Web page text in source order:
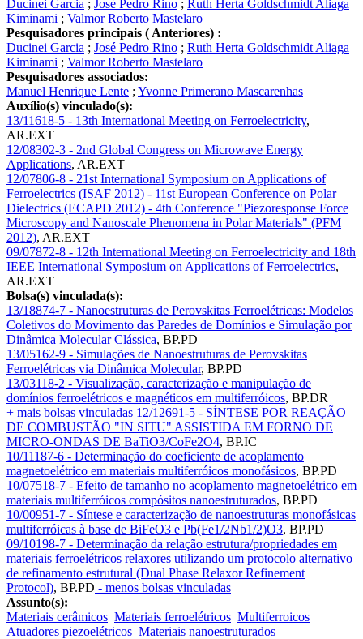
Ducinei Garcia ; José Pedro Rino ; Ruth Herta Goldschmidt Aliaga
Kiminami ; Valmor Roberto Mastelaro
Pesquisadores principais ( Anteriores) :
Ducinei Garcia ; José Pedro Rino ; Ruth Herta Goldschmidt Aliaga
Kiminami ; Valmor Roberto Mastelaro
Pesquisadores associados:
Manuel Henrique Lente ; Yvonne Primerano Mascarenhas
Auxílio(s) vinculado(s):
13/11618-5 - 13th International Meeting on Ferroelectricity,
AR.EXT
12/08302-3 - 2nd Global Congress on Microwave Energy
Applications, AR.EXT
12/07806-8 - 21st International Symposium on Applications of
Ferroelectrics (ISAF 2012) - 11st European Conference on Polar
Dielectrics (ECAPD 2012) - 4th Conference "Piezoresponse Force
Microscopy and Nanoscale Phenomena in Polar Materials" (PFM
2012), AR.EXT
09/07872-8 - 12th International Meeting on Ferroelectricity and 18th
IEEE International Symposium on Applications of Ferroelectrics,
AR.EXT
Bolsa(s) vinculada(s):
13/18874-7 - Nanoestruturas de Perovskitas Ferroelétricas: Modelos
Coletivos do Movimento das Paredes de Domínios e Simulação por
Dinâmica Molecular Clássica, BP.PD
13/05162-9 - Simulações de Nanoestruturas de Perovskitas
Ferroelétricas via Dinâmica Molecular, BP.PD
13/03118-2 - Visualização, caracterização e manipulação de
domínios ferroelétricos e magnéticos em multiferróicos, BP.DR
+ mais bolsas vinculadas 12/12691-5 - SÍNTESE POR REAÇÃO
DE COMBUSTÃO "IN SITU" ASSISTIDA EM FORNO DE
MICRO-ONDAS DE BaTiO3/CoFe2O4, BP.IC
10/11187-6 - Determinação do coeficiente de acoplamento
magnetoelétrico em materiais multiferróicos monofásicos, BP.PD
10/07518-7 - Efeito de tamanho no acoplamento magnetoelétrico em
materiais multiferróicos compósitos nanoestruturados, BP.PD
10/00951-7 - Síntese e caracterização de nanoestruturas monofásicas
multiferróicas à base de BiFeO3 e Pb(Fe1/2Nb1/2)O3, BP.PD
09/10198-7 - Determinação da relação estrutura/propriedades em
materiais ferroelétricos relaxores utilizando um protocolo alternativo
de refinamento estrutural (Dual Phase Relaxor Refinement
Protocol), BP.PD - menos bolsas vinculadas
Assunto(s):
Materiais cerâmicos Materiais ferroelétricos Multiferroicos
Atuadores piezoelétricos Materiais nanoestruturados